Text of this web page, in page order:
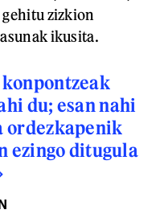
zizkion
ikusita.
konpontzeak
du; esan nahi
ordezkapenik
ezingo ditugula